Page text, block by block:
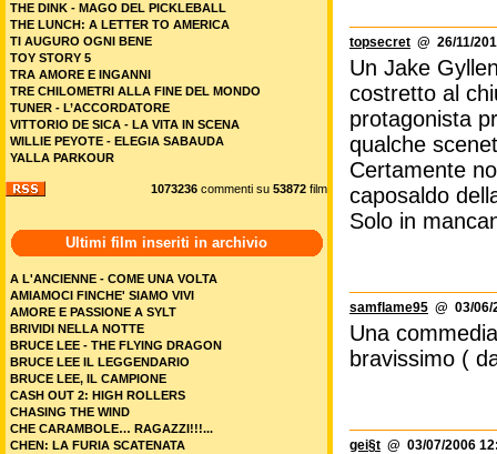
topsecret @ 26/11/
Un Jake
costretto al
protagonista
qualche
Certamente
caposaldo
Solo in
samflame95 @ 03/06/
Una
bravissimo (
gei§t @ 03/07/2006
THE DINK - MAGO DEL PICKLEBALL
THE LUNCH: A LETTER TO AMERICA
TI AUGURO OGNI BENE
TOY STORY 5
TRA AMORE E INGANNI
TRE CHILOMETRI ALLA FINE DEL MONDO
TUNER - L’ACCORDATORE
VITTORIO DE SICA - LA VITA IN SCENA
WILLIE PEYOTE - ELEGIA SABAUDA
YALLA PARKOUR
1073236 commenti su 53872 film
Ultimi film inseriti in archivio
A L'ANCIENNE - COME UNA VOLTA
AMIAMOCI FINCHE' SIAMO VIVI
AMORE E PASSIONE A SYLT
BRIVIDI NELLA NOTTE
BRUCE LEE - THE FLYING DRAGON
BRUCE LEE IL LEGGENDARIO
BRUCE LEE, IL CAMPIONE
CASH OUT 2: HIGH ROLLERS
CHASING THE WIND
CHE CARAMBOLE… RAGAZZI!!!...
CHEN: LA FURIA SCATENATA